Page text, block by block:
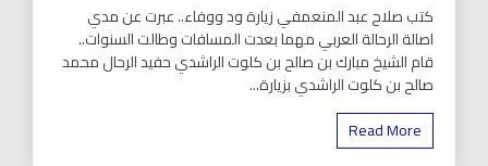
كتب صلاح عبد المنعمفي زيارة ود ووفاء.. عبرت عن مدي
اصالة الرحالة العربي مهما بعدت المسافات وطالت السنوات..
قام الشيخ مبارك بن صالح بن كلوت الراشدي حفيد الرحال محمد
صالح بن كلوت الراشدي بزيارة...
Read More